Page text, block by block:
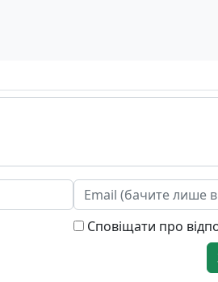
Сповіщати про